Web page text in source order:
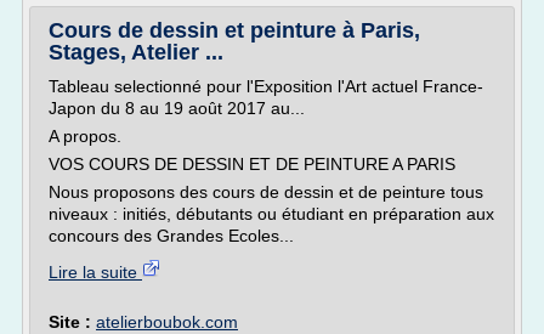
Cours de dessin et peinture à Paris,
Stages, Atelier ...
Tableau selectionné pour l'Exposition l'Art actuel France-
Japon du 8 au 19 août 2017 au...
A propos.
VOS COURS DE DESSIN ET DE PEINTURE A PARIS
Nous proposons des cours de dessin et de peinture tous
niveaux : initiés, débutants ou étudiant en préparation aux
concours des Grandes Ecoles...
Lire la suite
Site : atelierboubok.com